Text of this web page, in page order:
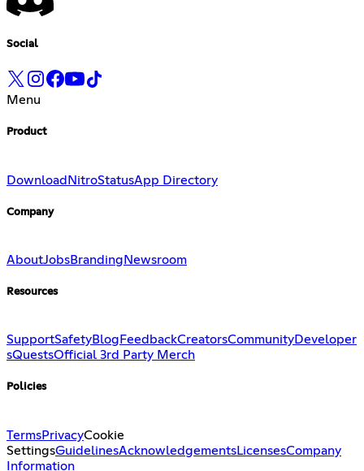
Social
Menu
Product
DownloadNitroStatusApp Directory
Company
AboutJobsBranding Newsroom
Resources
SupportSafetyBlog FeedbackCreatorsCommunityDeveloper
sQuestsOfficial 3rd Party Merch
Policies
TermsPrivacyCookie
SettingsGuidelinesAcknowledgementsLicensesCompany
Information